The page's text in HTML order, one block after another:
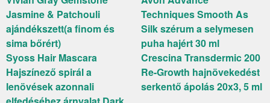
Jasmine & Patchouli
ajándékszett(a finom és
sima bőrért)
Techniques Smooth As
Silk szérum a selymesen
puha hajért 30 ml
Syoss Hair Mascara
Hajszínező spirál a
lenövések azonnali
Crescina Transdermic 200
Re-Growth hajnövekedést
serkentő ápolás 20x3, 5 ml